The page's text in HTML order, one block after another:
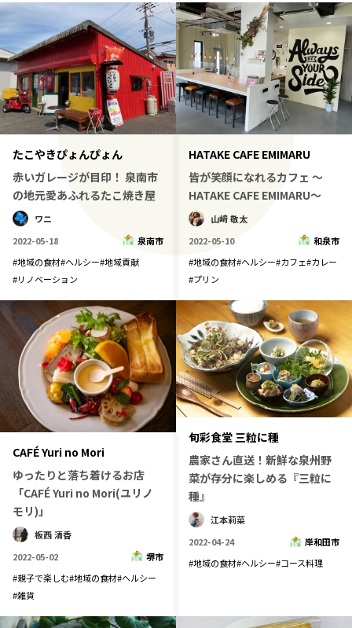
たこやきぴょんぴょん
赤いガレージが目印！ 泉南市
の地元愛あふれるたこ焼き屋
ワニ
2022-05-18
泉南市
#地域の食材#ヘルシー#地域貢献
#リノベーション
HATAKE CAFE EMIMARU
皆が笑顔になれるカフェ ～
HATAKE CAFE EMIMARU～
山﨑 敬太
2022-05-10
和泉市
#地域の食材#ヘルシー#カフェ#カレー
#プリン
CAFÉ Yuri no Mori
ゆったりと落ち着けるお店
「CAFÉ Yuri no Mori(ユリノ
モリ)」
板西 清香
2022-05-02
堺市
#親子で楽しむ#地域の食材#ヘルシー
#雑貨
旬彩食堂 三粒に種
農家さん直送！新鮮な泉州野
菜が存分に楽しめる『三粒に
種』
江本莉菜
2022-04-24
岸和田市
#地域の食材#ヘルシー#コース料理